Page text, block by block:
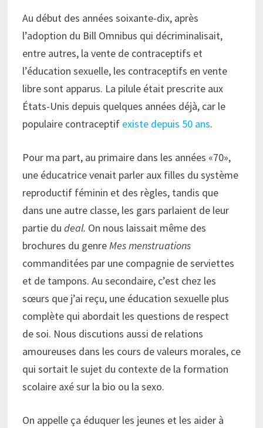
Au début des années soixante-dix, après
l’adoption du Bill Omnibus qui décriminalisait,
entre autres, la vente de contraceptifs et
l’éducation sexuelle, les contraceptifs en vente
libre sont apparus. La pilule était prescrite aux
États-Unis depuis quelques années déjà, car le
populaire contraceptif existe depuis 50 ans.
Pour ma part, au primaire dans les années «70»,
une éducatrice venait parler aux filles du système
reproductif féminin et des règles, tandis que
dans une autre classe, les gars parlaient de leur
partie du deal. On nous laissait même des
brochures du genreMes menstruations
commanditées par une compagnie de serviettes
et de tampons. Au secondaire, c’est chez les
sœurs que j’ai reçu, une éducation sexuelle plus
complète qui abordait les questions de respect
de soi. Nous discutions aussi de relations
amoureuses dans les cours de valeurs morales, ce
qui sortait le sujet du contexte de la formation
scolaire axé sur la bio ou la sexo.
On appelle ça éduquer les jeunes et les aider à